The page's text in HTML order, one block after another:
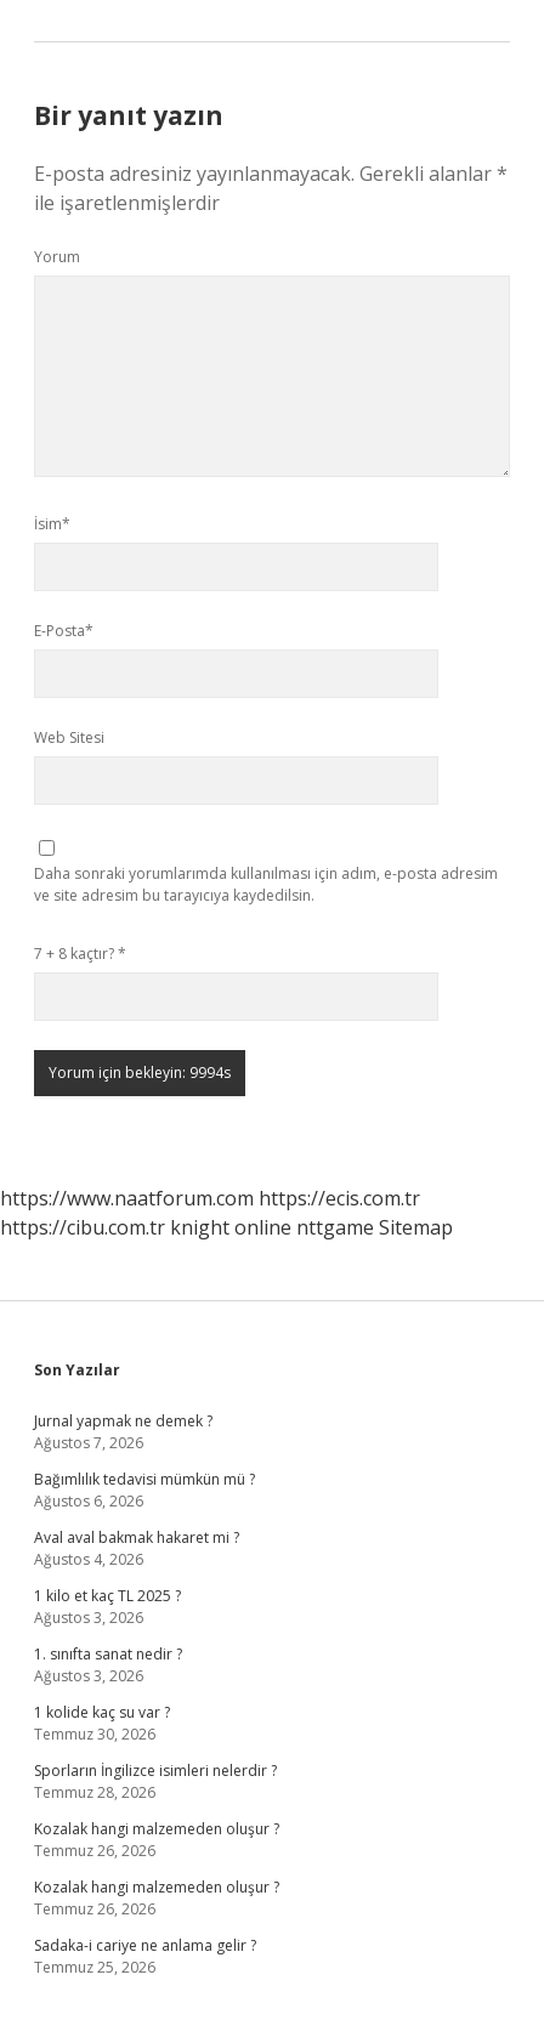
Bir yanıt yazın
E-posta adresiniz yayınlanmayacak. Gerekli alanlar*
ile işaretlenmişlerdir
Yorum
İsim*
E-Posta*
Web Sitesi
Daha sonraki yorumlarımda kullanılması için adım, e-posta adresim
ve site adresim bu tarayıcıya kaydedilsin.
7 + 8 kaçtır?*
https://www.naatforum.com https://ecis.com.tr
https://cibu.com.tr knight online nttgame Sitemap
Sidebar
Son Yazılar
Jurnal yapmak ne demek ?
Ağustos 7, 2026
Bağımlılık tedavisi mümkün mü ?
Ağustos 6, 2026
Aval aval bakmak hakaret mi ?
Ağustos 4, 2026
1 kilo et kaç TL 2025 ?
Ağustos 3, 2026
1. sınıfta sanat nedir ?
Ağustos 3, 2026
1 kolide kaç su var ?
Temmuz 30, 2026
Sporların İngilizce isimleri nelerdir ?
Temmuz 28, 2026
Kozalak hangi malzemeden oluşur ?
Temmuz 26, 2026
Kozalak hangi malzemeden oluşur ?
Temmuz 26, 2026
Sadaka-i cariye ne anlama gelir ?
Temmuz 25, 2026